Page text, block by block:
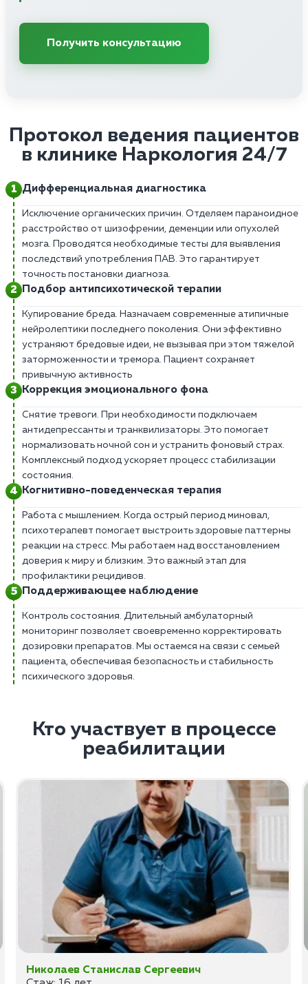
Получить консультацию
Протокол ведения пациентов
в клинике Наркология 24/7
Дифференциальная диагностика
Исключение органических причин. Отделяем параноидное
расстройство от шизофрении, деменции или опухолей
мозга. Проводятся необходимые тесты для выявления
последствий употребления ПАВ. Это гарантирует
точность постановки диагноза.
Подбор антипсихотической терапии
Купирование бреда. Назначаем современные атипичные
нейролептики последнего поколения. Они эффективно
устраняют бредовые идеи, не вызывая при этом тяжелой
заторможенности и тремора. Пациент сохраняет
привычную активность
Коррекция эмоционального фона
Снятие тревоги. При необходимости подключаем
антидепрессанты и транквилизаторы. Это помогает
нормализовать ночной сон и устранить фоновый страх.
Комплексный подход ускоряет процесс стабилизации
состояния.
Когнитивно-поведенческая терапия
Работа с мышлением. Когда острый период миновал,
психотерапевт помогает выстроить здоровые паттерны
реакции на стресс. Мы работаем над восстановлением
доверия к миру и близким. Это важный этап для
профилактики рецидивов.
Поддерживающее наблюдение
Контроль состояния. Длительный амбулаторный
мониторинг позволяет своевременно корректировать
дозировки препаратов. Мы остаемся на связи с семьей
пациента, обеспечивая безопасность и стабильность
психического здоровья.
Кто участвует в процессе
реабилитации
Николаев Станислав Сергеевич